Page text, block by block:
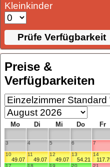
Kleinkinder
Prüfe Verfügbarkeit
Preise &
Verfügbarkeiten
Mo Di Mi Do Fr
3 4 5 6 7
10
49.07
11
49.07
12
49.07
13
54.21
14
17 18 19 20 21